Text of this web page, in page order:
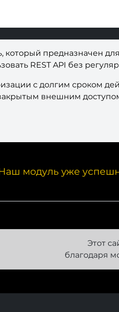
который предназначен
REST API без
с долгим сроком
внешним
модуль уже
Этот
благодаря